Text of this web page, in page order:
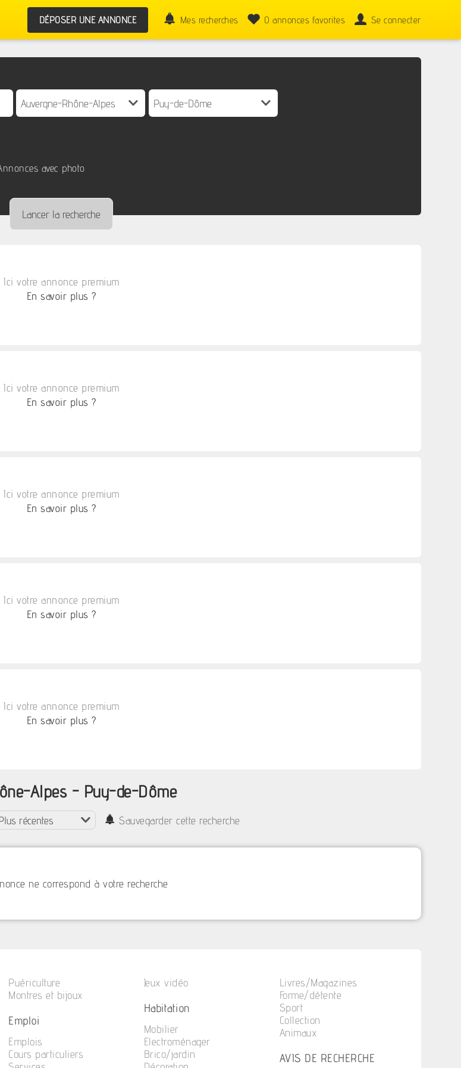
DÉPOSER UNE ANNONCE Mes recherches 0 annonces favorites Se connecter
avec photo
Ici votre annonce premium
En savoir plus ?
Ici votre annonce premium
En savoir plus ?
Ici votre annonce premium
En savoir plus ?
Ici votre annonce premium
En savoir plus ?
Ici votre annonce premium
En savoir plus ?
Alpes - Puy-de-Dôme
Sauvegarder cette recherche
ne correspond à votre recherche
Puériculture
Montres et bijoux
Emploi
Emplois
Cours particuliers
Jeux vidéo
Habitation
Mobilier
Electroménager
Brico/jardin
Livres/Magazines
Forme/détente
Sport
Collection
Animaux
AVIS DE RECHERCHE